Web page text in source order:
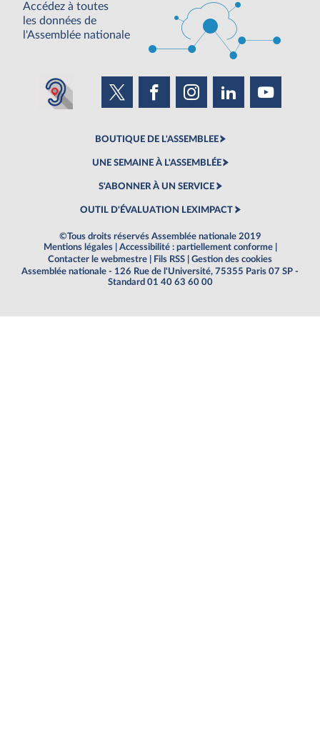
Accédez à toutes
les données de
l'Assemblée nationale
BOUTIQUE DE L'ASSEMBLEE
UNE SEMAINE À L'ASSEMBLÉE
S'ABONNER À UN SERVICE
OUTIL D'ÉVALUATION LEXIMPACT
©Tous droits réservés Assemblée nationale 2019
Mentions légales
Accessibilité : partiellement conforme
Contacter le webmestre
Fils RSS
Gestion des cookies
Assemblée nationale - 126 Rue de l'Université, 75355 Paris 07 SP -
Standard 01 40 63 60 00